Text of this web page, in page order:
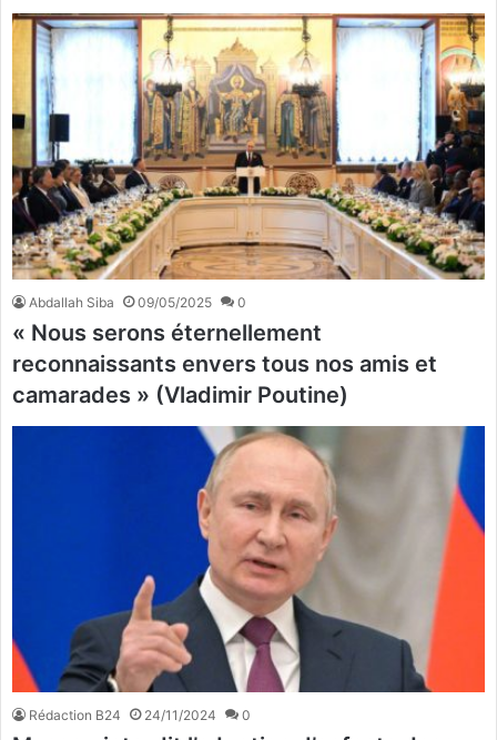
Abdallah Siba 09/05/2025 0
« Nous serons éternellement
reconnaissants envers tous nos amis et
camarades » (Vladimir Poutine)
Rédaction B24 24/11/2024 0